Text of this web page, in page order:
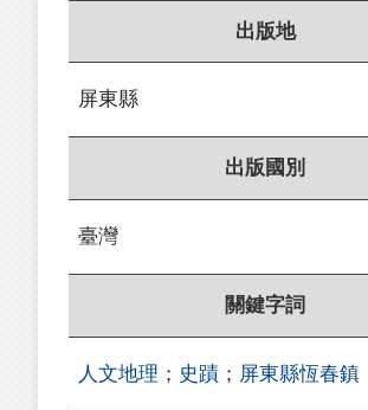
出版地
屏東縣
出版國別
臺灣
關鍵字詞
人文地理 ； 史蹟 ； 屏東縣恆春鎮